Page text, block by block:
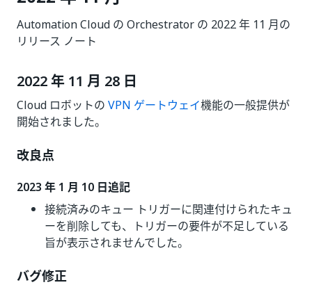
Automation Cloud の Orchestrator の 2022 年 11 月の
リリース ノート
2022 年 11 月 28 日
Cloud ロボットの VPN ゲートウェイ機能の一般提供が
開始されました。
改良点
2023 年 1 月 10 日追記
接続済みのキュー トリガーに関連付けられたキュ
ーを削除しても、トリガーの要件が不足している
旨が表示されませんでした。
バグ修正